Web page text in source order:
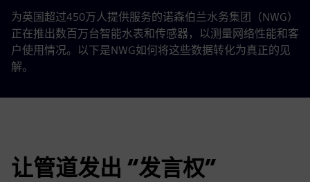
为英国超过450万人提供服务的诺森伯兰水务集团（NWG）
正在推出数百万台智能水表和传感器，以测量网络性能和客
户使用情况。以下是NWG如何将这些数据转化为真正的见
解。
让管道发出 “发言权”